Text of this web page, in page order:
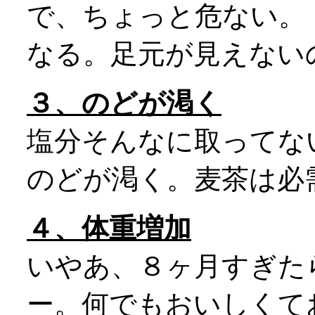
で、ちょっと危ない
なる。足元が見えない
３、のどが渇く
塩分そんなに取って
のどが渇く。麦茶は必
４、体重増加
いやあ、８ヶ月すぎ
ー。何でもおいしく